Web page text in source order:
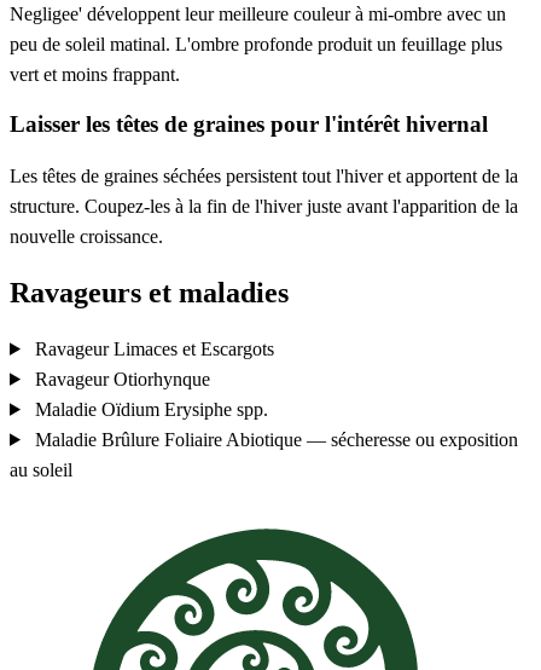
Negligee' développent leur meilleure couleur à mi-ombre avec un
peu de soleil matinal. L'ombre profonde produit un feuillage plus
vert et moins frappant.
Laisser les têtes de graines pour l'intérêt hivernal
Les têtes de graines séchées persistent tout l'hiver et apportent de la
structure. Coupez-les à la fin de l'hiver juste avant l'apparition de la
nouvelle croissance.
Ravageurs et maladies
RavageurLimaces et Escargots
RavageurOtiorhynque
Maladie Oïdium Erysiphe spp.
Maladie Brûlure Foliaire Abiotique — sécheresse ou exposition
au soleil